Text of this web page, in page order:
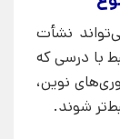
نشأت
با درسی که
نوین،
شوند.